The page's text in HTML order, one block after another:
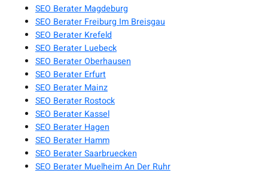
SEO Berater Magdeburg
SEO Berater Freiburg Im Breisgau
SEO Berater Krefeld
SEO Berater Luebeck
SEO Berater Oberhausen
SEO Berater Erfurt
SEO Berater Mainz
SEO Berater Rostock
SEO Berater Kassel
SEO Berater Hagen
SEO Berater Hamm
SEO Berater Saarbruecken
SEO Berater Muelheim An Der Ruhr